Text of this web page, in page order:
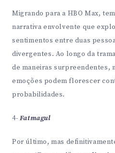
Migrando para a HBO Max,
narrativa envolvente que
sentimentos entre duas
divergentes. Ao longo da
de maneiras surpreendentes,
emoções podem florescer
probabilidades.
4- Fatmagul
Por último, mas